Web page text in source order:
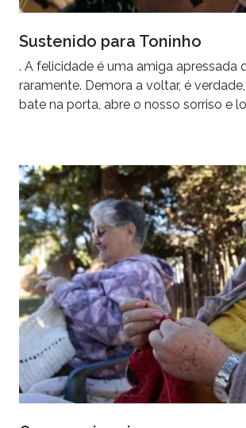
Sustenido para Toninho
. A felicidade é uma amiga apressada
raramente. Demora a voltar, é
bate na porta, abre o nosso sorriso e